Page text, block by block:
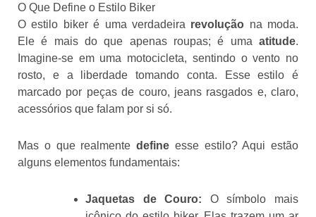
O Que Define o Estilo Biker
O estilo biker é uma verdadeira revolução na moda.
Ele é mais do que apenas roupas; é uma atitude.
Imagine-se em uma motocicleta, sentindo o vento no
rosto, e a liberdade tomando conta. Esse estilo é
marcado por peças de couro, jeans rasgados e, claro,
acessórios que falam por si só.
Mas o que realmente define esse estilo? Aqui estão
alguns elementos fundamentais:
Jaquetas de Couro: O símbolo mais